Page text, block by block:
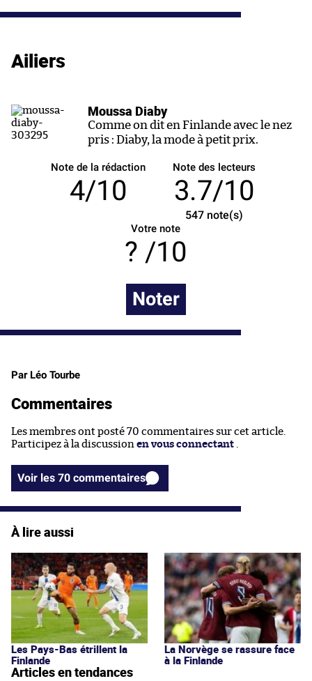
Ailiers
Moussa Diaby
Comme on dit en Finlande avec le nez
pris : Diaby, la mode à petit prix.
Note de la rédaction
4/10
Note des lecteurs
3.7/10
547note(s)
Votre note
/10
Noter
Par Léo Tourbe
Commentaires
Les membres ont posté 70 commentaires sur cet article.
Participez à la discussion en vous connectant
Voir les 70 commentaires
À lire aussi
Les Pays-Bas étrillent la
Finlande
La Norvège se rassure face
à la Finlande
Articles en tendances